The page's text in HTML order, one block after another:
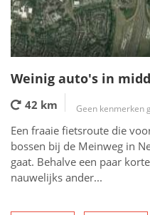
Weinig auto's in
42 km Geen kenmerken
Een fraaie fietsroute die
bossen bij de Meinweg in
gaat. Behalve een paar
nauwelijks ander...